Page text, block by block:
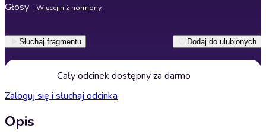
Głosy Więcej niż hormony
Słuchaj fragmentu Dodaj do ulubionych
Cały odcinek dostępny za darmo
Zaloguj się i słuchaj odcinka
Opis